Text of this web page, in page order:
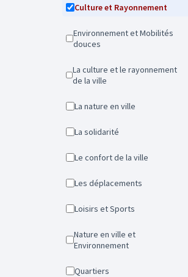
Culture et Rayonnement
Environnement et Mobilités
douces
La culture et le rayonnement
de la ville
La nature en ville
La solidarité
Le confort de la ville
Les déplacements
Loisirs et Sports
Nature en ville et
Environnement
Quartiers